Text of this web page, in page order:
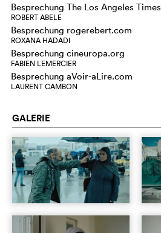
Besprechung The Los Angeles Times
ROBERT ABELE
Besprechung rogerebert.com
ROXANA HADADI
Besprechung cineuropa.org
FABIEN LEMERCIER
Besprechung aVoir-aLire.com
LAURENT CAMBON
GALERIE